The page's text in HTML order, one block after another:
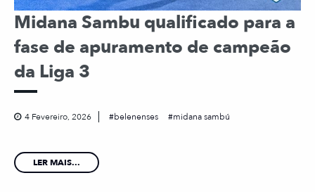
Midana Sambu qualificado para a
fase de apuramento de campeão
da Liga 3
4 Fevereiro, 2026 belenenses midana sambú
LER MAIS...